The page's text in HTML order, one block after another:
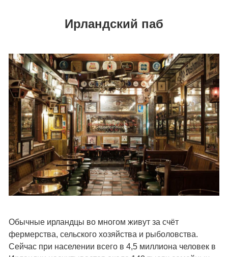
Ирландский паб
Обычные ирландцы во многом живут за счёт
фермерства, сельского хозяйства и рыболовства.
Сейчас при населении всего в 4,5 миллиона человек в